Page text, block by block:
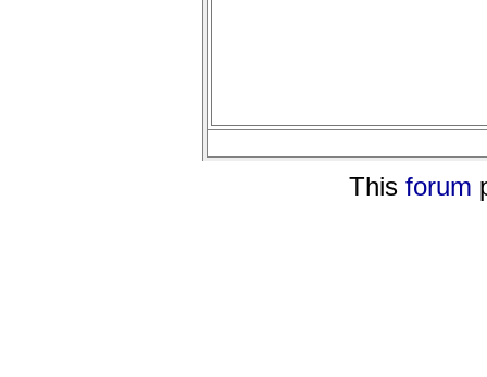
This forum